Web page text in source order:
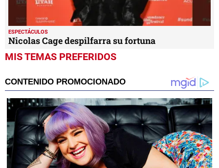
ESPECTÁCULOS
Nicolas Cage despilfarra su fortuna
MIS TEMAS PREFERIDOS